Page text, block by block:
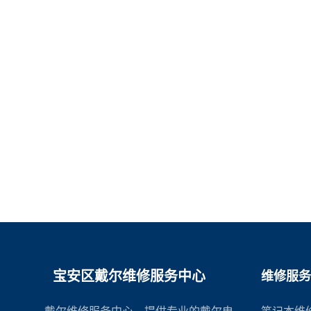
宝安区戴尔维修服务中心 维修服务